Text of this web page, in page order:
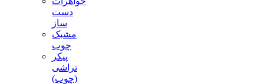
دست
ساز
مشبک
چوب
پیکر
تراشی
(چوب)